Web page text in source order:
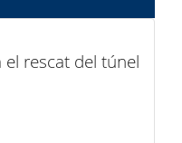
el rescat del túnel